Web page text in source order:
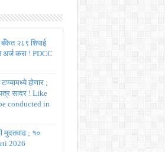
बँकेत २८९ शिपाई
अर्ज करा ! PDCC
होणार ;
सादर ! Like
conducted in
मुदतवाढ ; १०
2026